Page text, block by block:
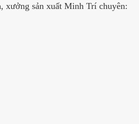
, xưởng sản xuất Minh Trí chuyên: